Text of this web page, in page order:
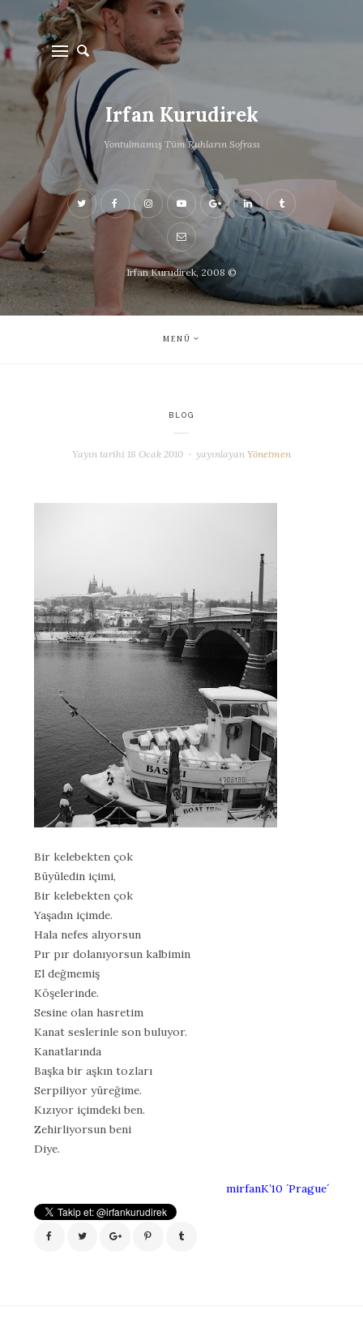
Irfan Kurudirek
Yontulmamış Tüm Ruhların Sofrası
Irfan Kurudirek, 2008 ©
MENÜ
BLOG
Yayın tarihi 18 Ocak 2010 yayınlayanYönetmen
Bir kelebekten çok
Büyüledin içimi,
Bir kelebekten çok
Yaşadın içimde.
Hala nefes alıyorsun
Pır pır dolanıyorsun kalbimin
El değmemiş
Köşelerinde.
Sesine olan hasretim
Kanat seslerinle son buluyor.
Kanatlarında
Başka bir aşkın tozları
Serpiliyor yüreğime.
Kızıyor içimdeki ben.
Zehirliyorsun beni
Diye.
mirfanK’10 ´Prague´